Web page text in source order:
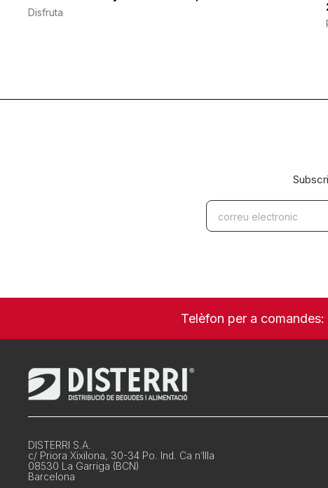
Disfruta
Telèfon per a comandes:
DISTERRI S.A.
c/ Priora Xixilona, 30-34 Po. Ind. Ca n’Illa
08530 La Garriga (BCN)
Barcelona